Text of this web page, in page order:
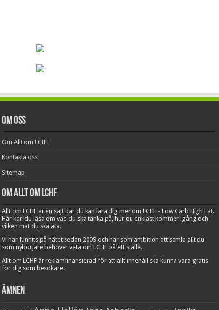
Om oss
Om Allt om LCHF
Kontakta oss
Sitemap
Om Allt om LCHF
Allt om LCHF är en sajt där du kan lära dig mer om LCHF - Low Carb High Fat.
Här kan du läsa om vad du ska tänka på, hur du enklast kommer igång och
vilken mat du ska äta.
Vi har funnits på nätet sedan 2009 och har som ambition att samla allt du
som nybörjare behöver veta om LCHF på ett ställe.
Allt om LCHF är reklamfinansierad för att allt innehåll ska kunna vara gratis
för dig som besökare.
Ämnen